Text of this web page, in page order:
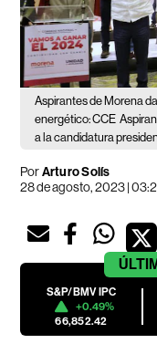
Aspirantes de Morena
energético: CCE
a la candidatura
PorArturo Solís
28 de agosto, 2023 |
S&P/BMV IPC
+0.49%
66,852.42